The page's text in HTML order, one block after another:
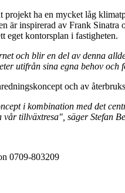
ha en mycket låg
är inspirerad av Frank
eget kontorsplan i fastigheten.
och blir en del av denna
utifrån sina egna behov
och av
i kombination med det
tillväxtresa", säger Stefan
0709-803209